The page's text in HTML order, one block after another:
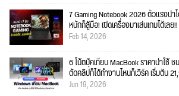
7 Gaming Notebook 2026 ตัวแรงน่า
หนักก็สู้มือ! เปิดเครื่องมาเล่นเกมได้เล
Feb 14, 2026
6 โน้ตบุ๊คเทียบ MacBook ราคาน่าใช้
ตัดคลิปก็ได้ทำงานไหนก็เวิร์ค เริ่มต้น
Jun 19, 2026